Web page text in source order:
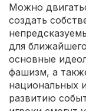
Можно
создать
для
основные
фашизм, а
национальных
развитию